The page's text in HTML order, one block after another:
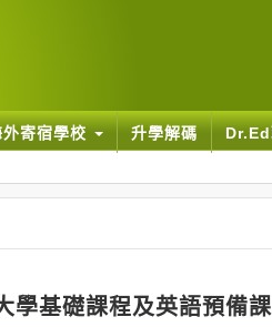
外寄宿學校 升學解碼
學基礎課程及英語預備